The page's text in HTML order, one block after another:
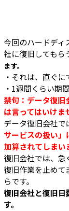
今回のハードディ
社に復旧してもら
ます。
・それは、直ぐ
・1週間くらい期
禁句：データ復旧
は言ってはいけま
データ復旧会社で
サービスの扱い」
加算されてしまい
復旧会社では、急
復旧作業を止めて
らです。
復旧会社と復旧日
す。